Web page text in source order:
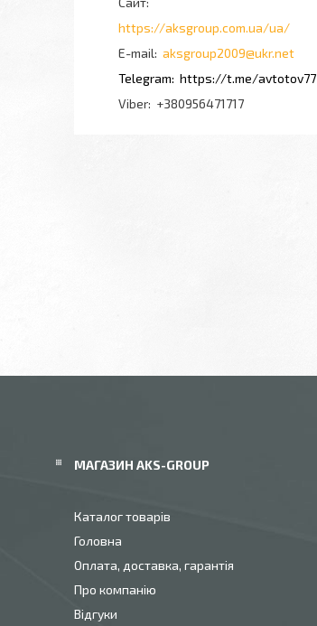
https://aksgroup.com.ua/ua/
aksgroup2009@ukr.net
https://t.me/avtotov77
+380956471717
МАГАЗИН AKS-GROUP
Каталог товарів
Головна
Оплата, доставка, гарантія
Про компанію
Відгуки